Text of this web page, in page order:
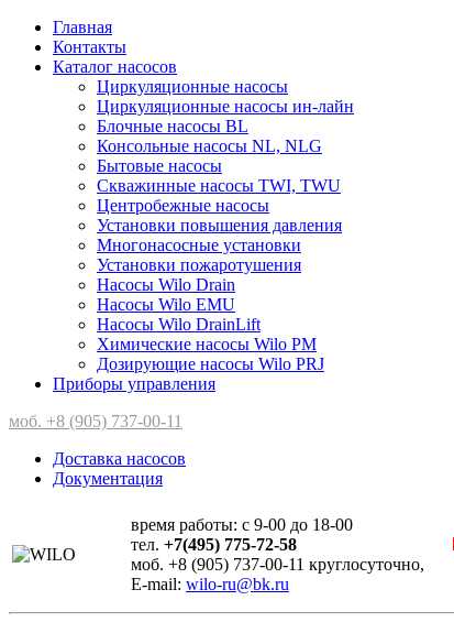
Главная
Контакты
Каталог насосов
Циркуляционные насосы
Циркуляционные насосы ин-лайн
Блочные насосы BL
Консольные насосы NL, NLG
Бытовые насосы
Скважинные насосы TWI, TWU
Центробежные насосы
Установки повышения давления
Многонасосные установки
Установки пожаротушения
Насосы Wilo Drain
Насосы Wilo EMU
Насосы Wilo DrainLift
Химические насосы Wilo PM
Дозирующие насосы Wilo PRJ
Приборы управления
моб. +8 (905) 737-00-11
Доставка насосов
Документация
время работы: с 9-00 до 18-00
тел. +7(495) 775-72-58
моб. +8 (905) 737-00-11 круглосуточно,
E-mail: wilo-ru@bk.ru